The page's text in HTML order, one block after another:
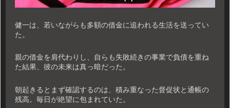
健一は、若いながらも多額の借金に追われる生活を送ってい
た。
親の借金を肩代わりし、自らも失敗続きの事業で負債を重ね
た結果、彼の未来は真っ暗だった。
朝起きるとまず確認するのは、積み重なった督促状と通帳の
残高。毎日が絶望に包まれていた。